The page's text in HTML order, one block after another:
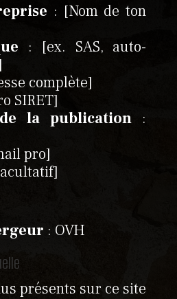
: [Nom de ton
: [ex. SAS, auto-
complète]
SIRET]
de la publication :
pro]
: OVH
présents sur ce site